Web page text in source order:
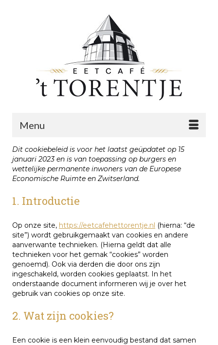
Menu
Dit cookiebeleid is voor het laatst geüpdatet op 15
januari 2023 en is van toepassing op burgers en
wettelijke permanente inwoners van de Europese
Economische Ruimte en Zwitserland.
1. Introductie
Op onze site, https://eetcafehettorentje.nl (hierna: “de
site”) wordt gebruikgemaakt van cookies en andere
aanverwante technieken. (Hierna geldt dat alle
technieken voor het gemak “cookies” worden
genoemd). Ook via derden die door ons zijn
ingeschakeld, worden cookies geplaatst. In het
onderstaande document informeren wij je over het
gebruik van cookies op onze site.
2. Wat zijn cookies?
Een cookie is een klein eenvoudig bestand dat samen